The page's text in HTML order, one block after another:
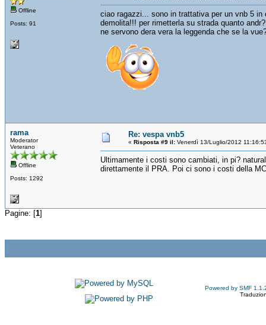
Offline
Posts: 91
ciao ragazzi... sono in trattativa per un vnb 5
demolita!!! per rimetterla su strada quanto
ne servono dera vera la leggenda che se la
rama
Moderator
Veterano
Offline
Posts: 1292
Re: vespa vnb5
« Risposta #9 il: Venerdì 13/Luglio/2012
Ultimamente i costi sono cambiati, in pi?
direttamente il PRA. Poi ci sono i costi della
Pagine: [1]
Powered by SMF